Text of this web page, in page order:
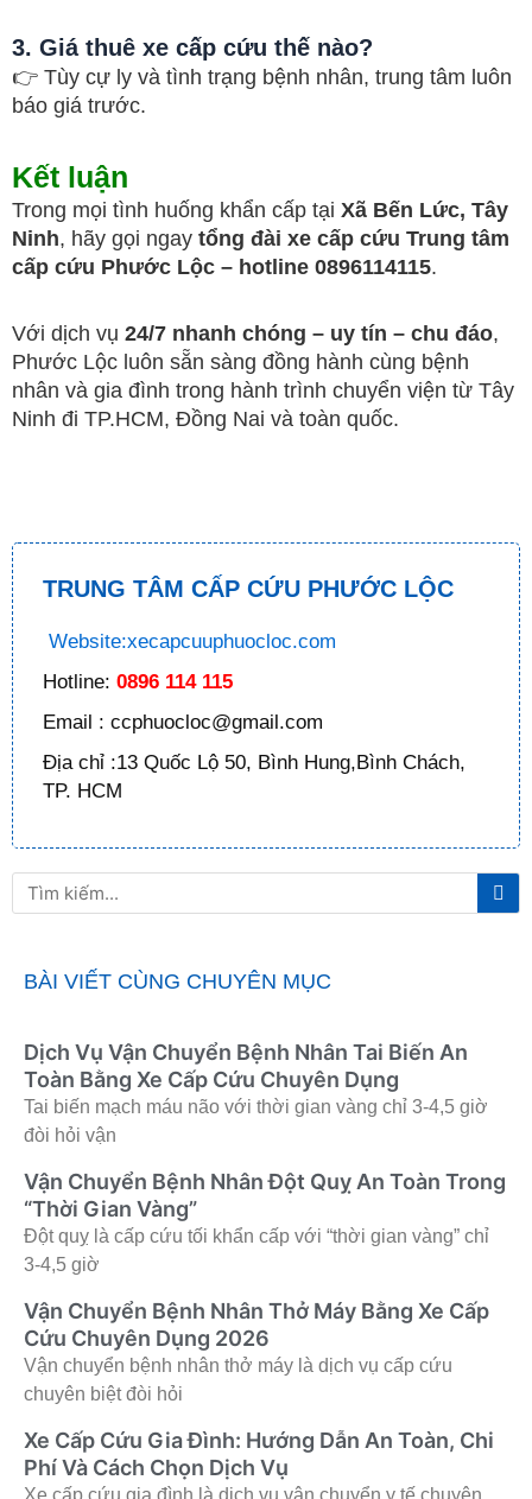
3. Giá thuê xe cấp cứu thế nào?
👉 Tùy cự ly và tình trạng bệnh nhân, trung tâm luôn
báo giá trước.
Kết luận
Trong mọi tình huống khẩn cấp tại Xã Bến Lức, Tây
Ninh, hãy gọi ngay tổng đài xe cấp cứu Trung tâm
cấp cứu Phước Lộc – hotline 0896114115.
Với dịch vụ 24/7 nhanh chóng – uy tín – chu đáo,
Phước Lộc luôn sẵn sàng đồng hành cùng bệnh
nhân và gia đình trong hành trình chuyển viện từ Tây
Ninh đi TP.HCM, Đồng Nai và toàn quốc.
TRUNG TÂM CẤP CỨU PHƯỚC LỘC
Website:xecapcuuphuocloc.com
Hotline: 0896 114 115
Email : ccphuocloc@gmail.com
Địa chỉ :13 Quốc Lộ 50, Bình Hung,Bình Chách,
TP. HCM
Tìm
kiếm
BÀI VIẾT CÙNG CHUYÊN MỤC
Dịch Vụ Vận Chuyển Bệnh Nhân Tai Biến An
Toàn Bằng Xe Cấp Cứu Chuyên Dụng
Tai biến mạch máu não với thời gian vàng chỉ 3-4,5 giờ
đòi hỏi vận
Vận Chuyển Bệnh Nhân Đột Quỵ An Toàn Trong
“Thời Gian Vàng”
Đột quỵ là cấp cứu tối khẩn cấp với “thời gian vàng” chỉ
3-4,5 giờ
Vận Chuyển Bệnh Nhân Thở Máy Bằng Xe Cấp
Cứu Chuyên Dụng 2026
Vận chuyển bệnh nhân thở máy là dịch vụ cấp cứu
chuyên biệt đòi hỏi
Xe Cấp Cứu Gia Đình: Hướng Dẫn An Toàn, Chi
Phí Và Cách Chọn Dịch Vụ